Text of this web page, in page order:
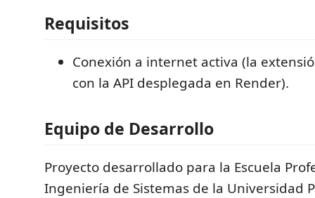
Requisitos
Conexión a internet activa (la
con la API desplegada en Render).
Equipo de Desarrollo
Proyecto desarrollado para la Escuela
Ingeniería de Sistemas de la Universidad